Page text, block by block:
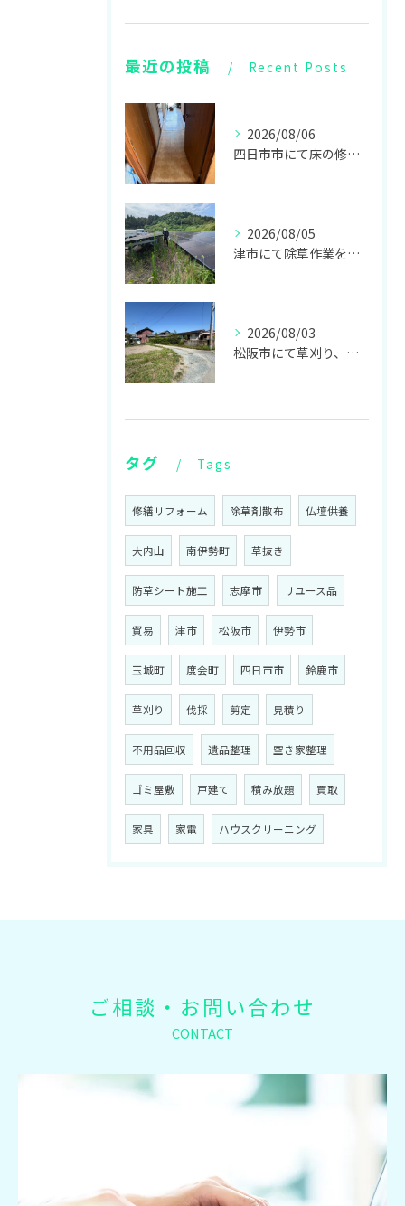
最近の投稿 Recent Posts
2026/08/06
四日市市にて床の修繕リフォームをしてきました！
2026/08/05
津市にて除草作業をしてきました！
2026/08/03
松阪市にて草刈り、伊勢市にて不用品回収、お仏壇の回収をしてきました！
タグ Tags
修繕リフォーム 除草剤散布 仏壇供養
大内山 南伊勢町 草抜き
防草シート施工 志摩市 リユース品
貿易 津市 松阪市 伊勢市
玉城町 度会町 四日市市 鈴鹿市
草刈り 伐採 剪定 見積り
不用品回収 遺品整理 空き家整理
ゴミ屋敷 戸建て 積み放題 買取
家具 家電 ハウスクリーニング
CONTACT
ご相談・お問い合わせ